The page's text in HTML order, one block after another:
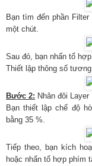
Bạn tìm đến phần
một chút.
Sau đó, bạn nhấn tổ
Thiết lập thông số
Bước 2: Nhân đôi
Bạn thiết lập chế độ
bằng 35 %.
Tiếp theo, bạn kích
hoặc nhấn tổ hợp phím